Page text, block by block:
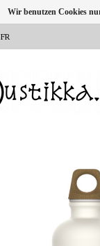
FR
Wir benutzen Cookies